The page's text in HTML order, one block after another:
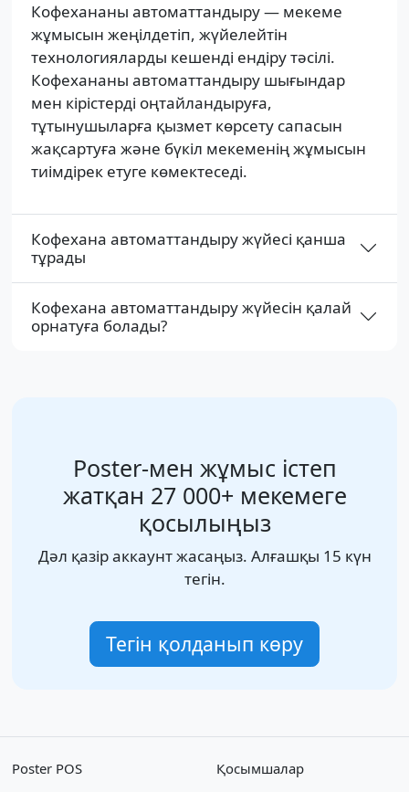
Кофехананы автоматтандыру — мекеме
жұмысын жеңілдетіп, жүйелейтін
технологияларды кешенді ендіру тәсілі.
Кофехананы автоматтандыру шығындар
мен кірістерді оңтайландыруға,
тұтынушыларға қызмет көрсету сапасын
жақсартуға және бүкіл мекеменің жұмысын
тиімдірек етуге көмектеседі.
Кофехана автоматтандыру жүйесі қанша
тұрады
Кофехана автоматтандыру жүйесін қалай
орнатуға болады?
Poster-мен жұмыс істеп
жатқан 27 000+ мекемеге
қосылыңыз
Дәл қазір аккаунт жасаңыз. Алғашқы 15 күн
тегін.
Тегін қолданып көру
Poster POS Қосымшалар